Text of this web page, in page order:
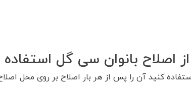
اصلاح بانوان سی گل
کنید آن را پس از هر بار اصلاح بر روی محل